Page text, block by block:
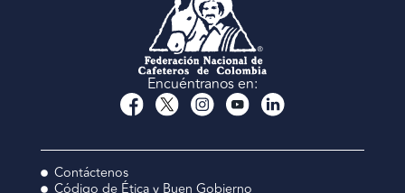
Encuéntranos en:
Contáctenos
Código de Ética y Buen Gobierno